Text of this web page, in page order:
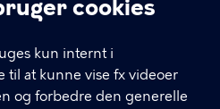
cookies
kun internt i
til at kunne vise fx videoer
og forbedre den generelle